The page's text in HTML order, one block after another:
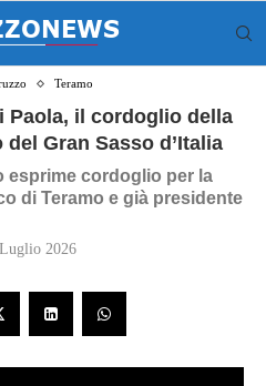
Teramo
Paola, il cordoglio della
Gran Sasso d’Italia
esprime cordoglio per la
di Teramo e già presidente
2026